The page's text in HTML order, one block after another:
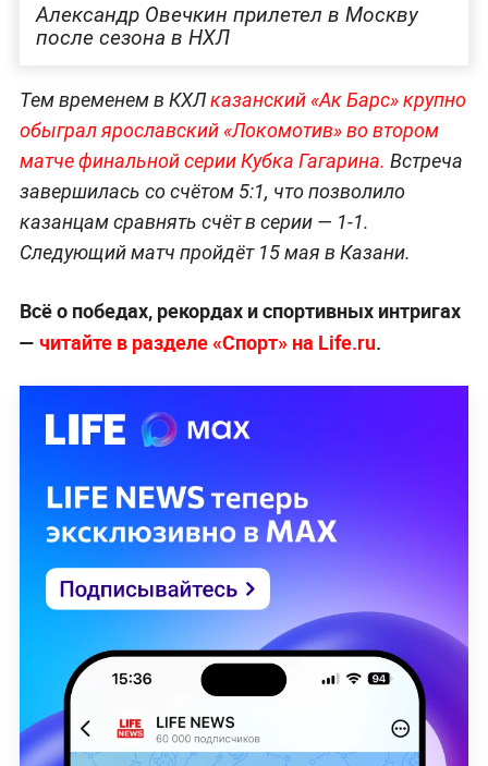
Александр Овечкин прилетел в Москву
после сезона в НХЛ
Тем временем в КХЛказанский «Ак Барс» крупно
обыграл ярославский «Локомотив» во втором
матче финальной серии Кубка Гагарина. Встреча
завершилась со счётом 5:1, что позволило
казанцам сравнять счёт в серии — 1-1.
Следующий матч пройдёт 15 мая в Казани.
Всё о победах, рекордах и спортивных интригах
— читайте в разделе «Спорт» на Life.ru.